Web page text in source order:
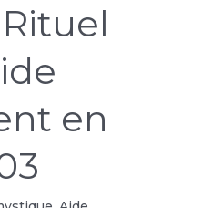
en